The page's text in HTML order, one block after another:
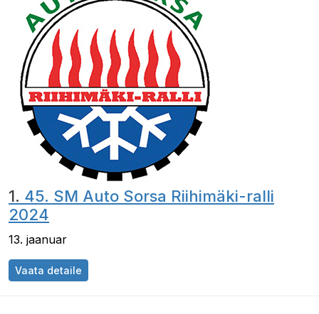
1. 45. SM Auto Sorsa Riihimäki-ralli
2024
13. jaanuar
Vaata detaile